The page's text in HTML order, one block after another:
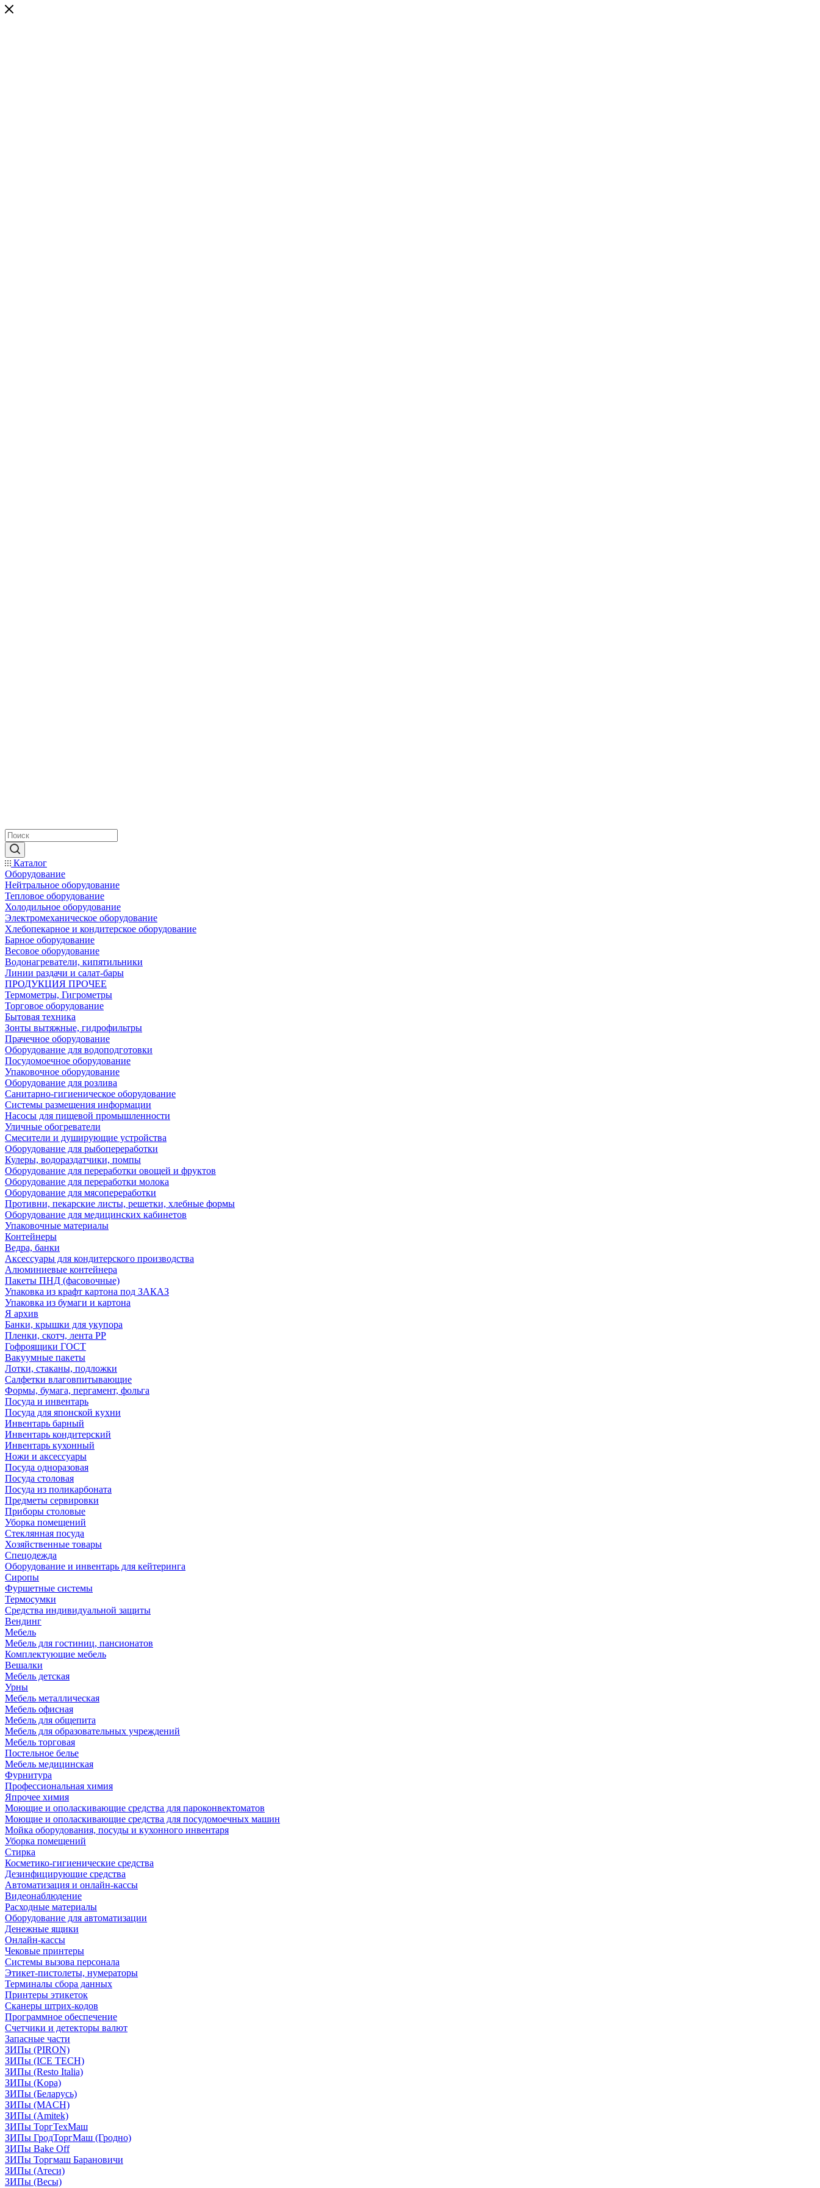
Каталог
Оборудование
Нейтральное оборудование
Тепловое оборудование
Холодильное оборудование
Электромеханическое оборудование
Хлебопекарное и кондитерское оборудование
Барное оборудование
Весовое оборудование
Водонагреватели, кипятильники
Линии раздачи и салат-бары
ПРОДУКЦИЯ ПРОЧЕЕ
Термометры, Гигрометры
Торговое оборудование
Бытовая техника
Зонты вытяжные, гидрофильтры
Прачечное оборудование
Оборудование для водоподготовки
Посудомоечное оборудование
Упаковочное оборудование
Оборудование для розлива
Санитарно-гигиеническое оборудование
Системы размещения информации
Насосы для пищевой промышленности
Уличные обогреватели
Смесители и душирующие устройства
Оборудование для рыбопереработки
Кулеры, водораздатчики, помпы
Оборудование для переработки овощей и фруктов
Оборудование для переработки молока
Оборудование для мясопереработки
Противни, пекарские листы, решетки, хлебные формы
Оборудование для медицинских кабинетов
Упаковочные материалы
Контейнеры
Ведра, банки
Аксессуары для кондитерского производства
Алюминиевые контейнера
Пакеты ПНД (фасовочные)
Упаковка из крафт картона под ЗАКАЗ
Упаковка из бумаги и картона
Я архив
Банки, крышки для укупора
Пленки, скотч, лента РР
Гофроящики ГОСТ
Вакуумные пакеты
Лотки, стаканы, подложки
Салфетки влаговпитывающие
Формы, бумага, пергамент, фольга
Посуда и инвентарь
Посуда для японской кухни
Инвентарь барный
Инвентарь кондитерский
Инвентарь кухонный
Ножи и аксессуары
Посуда одноразовая
Посуда столовая
Посуда из поликарбоната
Предметы сервировки
Приборы столовые
Уборка помещений
Стеклянная посуда
Хозяйственные товары
Спецодежда
Оборудование и инвентарь для кейтеринга
Сиропы
Фуршетные системы
Термосумки
Средства индивидуальной защиты
Вендинг
Мебель
Мебель для гостиниц, пансионатов
Комплектующие мебель
Вешалки
Мебель детская
Урны
Мебель металлическая
Мебель офисная
Мебель для общепита
Мебель для образовательных учреждений
Мебель торговая
Постельное белье
Мебель медицинская
Фурнитура
Профессиональная химия
Япрочее химия
Моющие и ополаскивающие средства для пароконвектоматов
Моющие и ополаскивающие средства для посудомоечных машин
Мойка оборудования, посуды и кухонного инвентаря
Уборка помещений
Стирка
Косметико-гигиенические средства
Дезинфицирующие средства
Автоматизация и онлайн-кассы
Видеонаблюдение
Расходные материалы
Оборудование для автоматизации
Денежные ящики
Онлайн-кассы
Чековые принтеры
Системы вызова персонала
Этикет-пистолеты, нумераторы
Терминалы сбора данных
Принтеры этикеток
Сканеры штрих-кодов
Программное обеспечение
Счетчики и детекторы валют
Запасные части
ЗИПы (PIRON)
ЗИПы (ICE TECH)
ЗИПы (Resto Italia)
ЗИПы (Kopa)
ЗИПы (Беларусь)
ЗИПы (MACH)
ЗИПы (Amitek)
ЗИПы ТоргТехМаш
ЗИПы ГродТоргМаш (Гродно)
ЗИПы Bake Off
ЗИПы Торгмаш Барановичи
ЗИПы (Атеси)
ЗИПы (Весы)